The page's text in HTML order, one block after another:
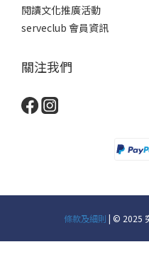
閱讀文化推廣活動
serveclub 會員資訊
關注我們
條款及細則 | © 2025